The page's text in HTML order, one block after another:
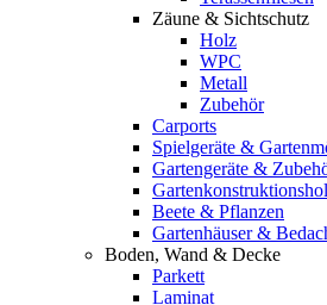
Zäune & Sichtschutz
Holz
WPC
Metall
Zubehör
Carports
Spielgeräte &
Gartengeräte &
Beete & Pflanzen
Gartenhäuser &
Boden, Wand & Decke
Parkett
Laminat